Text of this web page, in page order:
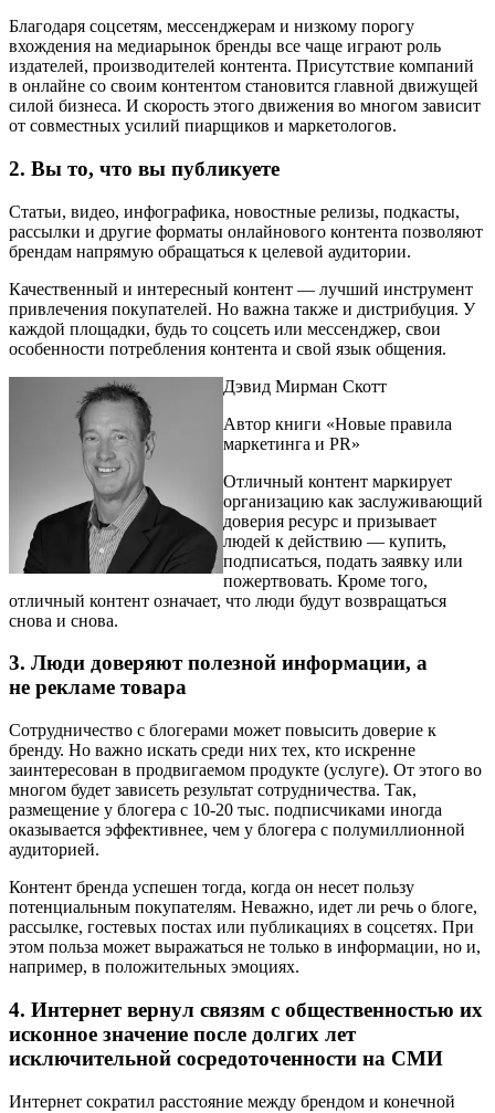
Благодаря соцсетям, мессенджерам и низкому порогу
вхождения на медиарынок бренды все чаще играют роль
издателей, производителей контента. Присутствие компаний
в онлайне со своим контентом становится главной движущей
силой бизнеса. И скорость этого движения во многом зависит
от совместных усилий пиарщиков и маркетологов.
2. Вы то, что вы публикуете
Статьи, видео, инфографика, новостные релизы, подкасты,
рассылки и другие форматы онлайнового контента позволяют
брендам напрямую обращаться к целевой аудитории.
Качественный и интересный контент — лучший инструмент
привлечения покупателей. Но важна также и дистрибуция. У
каждой площадки, будь то соцсеть или мессенджер, свои
особенности потребления контента и свой язык общения.
Дэвид Мирман Скотт
Автор книги «Новые правила
маркетинга и PR»
Отличный контент маркирует
организацию как заслуживающий
доверия ресурс и призывает
людей к действию — купить,
подписаться, подать заявку или
пожертвовать. Кроме того,
отличный контент означает, что люди будут возвращаться
снова и снова.
3. Люди доверяют полезной информации, а
не рекламе товара
Сотрудничество с блогерами может повысить доверие к
бренду. Но важно искать среди них тех, кто искренне
заинтересован в продвигаемом продукте (услуге). От этого во
многом будет зависеть результат сотрудничества. Так,
размещение у блогера с 10-20 тыс. подписчиками иногда
оказывается эффективнее, чем у блогера с полумиллионной
аудиторией.
Контент бренда успешен тогда, когда он несет пользу
потенциальным покупателям. Неважно, идет ли речь о блоге,
рассылке, гостевых постах или публикациях в соцсетях. При
этом польза может выражаться не только в информации, но и,
например, в положительных эмоциях.
4. Интернет вернул связям с общественностью их
исконное значение после долгих лет
исключительной сосредоточенности на СМИ
Интернет сократил расстояние между брендом и конечной